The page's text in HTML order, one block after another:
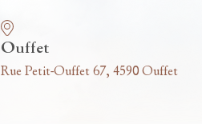
Ouffet
Rue Petit-Ouffet 67, 4590 Ouffet